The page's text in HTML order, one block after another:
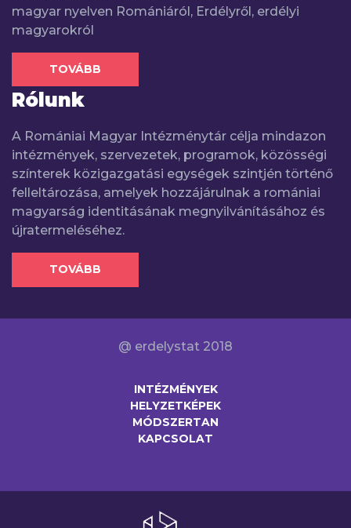
magyar nyelven Romániáról, Erdélyről, erdélyi
magyarokról
TOVÁBB
Rólunk
A Romániai Magyar Intézménytár célja mindazon
intézmények, szervezetek, programok, közösségi
színterek közigazgatási egységek szintjén történő
felleltározása, amelyek hozzájárulnak a romániai
magyarság identitásának megnyilvánításához és
újratermeléséhez.
TOVÁBB
@ erdelystat 2018
INTÉZMÉNYEK
HELYZETKÉPEK
MÓDSZERTAN
KAPCSOLAT